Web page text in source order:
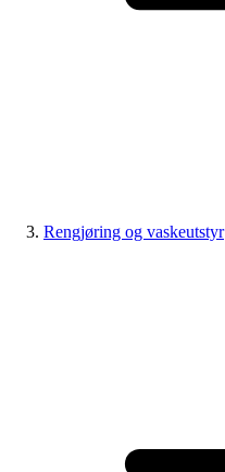
Rengjøring og vaskeutstyr